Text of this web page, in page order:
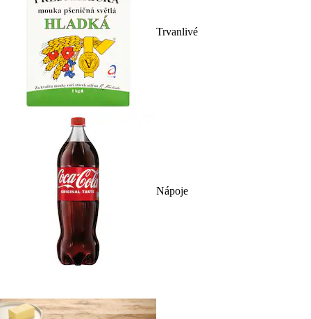
Trvanlivé
Nápoje